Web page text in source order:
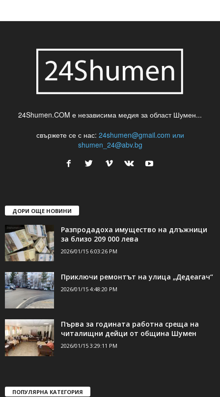
24Shumen.COM е независима медия за област Шумен...
свържете се с нас: 24shumen@gmail.com или
shumen_24@abv.bg
ДОРИ ОЩЕ НОВИНИ
Разпродадоха имущество на длъжници
за близо 209 000 лева
2026/01/15 6:03:26 PM
Приключи ремонтът на улица „Дедеагач“
2026/01/15 4:48:20 PM
Първа за годината работна среща на
читалищни дейци от община Шумен
2026/01/15 3:29:11 PM
ПОПУЛЯРНА КАТЕГОРИЯ